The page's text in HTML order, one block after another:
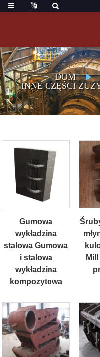
DOM
INNE CZĘŚCI
Gumowa
wykładzina
stalowa Gumowa
i stalowa
wykładzina
kompozytowa
Mill